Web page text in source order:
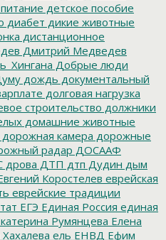
детское пособие
диабет дикие животные
дистанционное
Дмитрий Медведев
Добрые люди
дождь документальный
долговая нагрузка
строительство должники
домашние животные
дорожная камера дорожные
радар ДОСААФ
дрова ДТП дтп Дудин дым
Коростелев еврейская
еврейские традиции
ЕГЭ Единая Россия единая
Румянцева Елена
ель ЕНВД Ефим